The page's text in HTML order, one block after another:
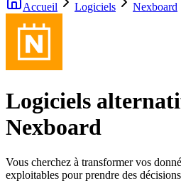
Accueil Logiciels Nexboard
Logiciels
Nexboard
Vous cherchez à transformer vos
exploitables pour prendre des